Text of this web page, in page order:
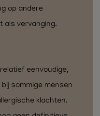
op andere
als vervanging.
eenvoudige,
sommige mensen
klachten.